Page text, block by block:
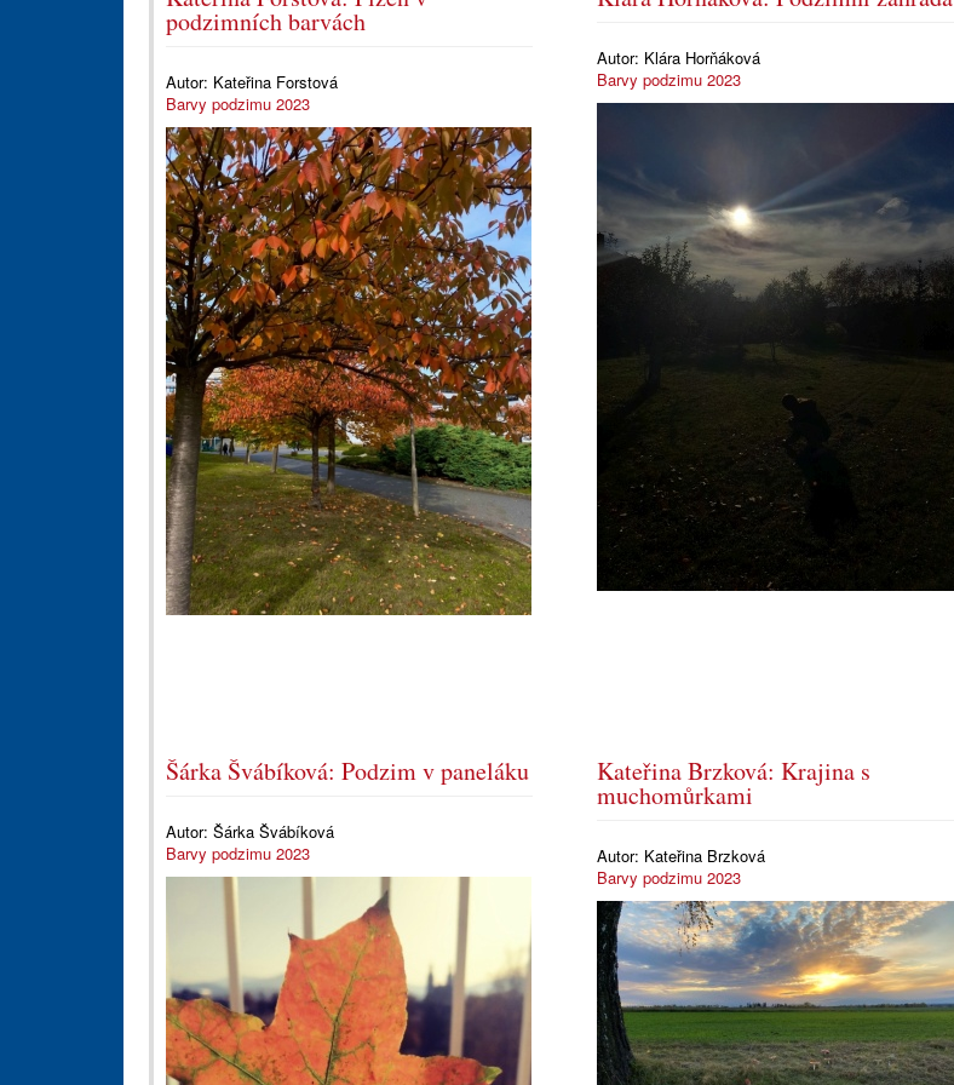
podzimních barvách
Autor: Kateřina Forstová
Barvy podzimu 2023
Autor: Klára Horňáková
Barvy podzimu 2023
Šárka Švábíková: Podzim v paneláku
Autor: Šárka Švábíková
Barvy podzimu 2023
Kateřina Brzková: Krajina s
muchomůrkami
Autor: Kateřina Brzková
Barvy podzimu 2023